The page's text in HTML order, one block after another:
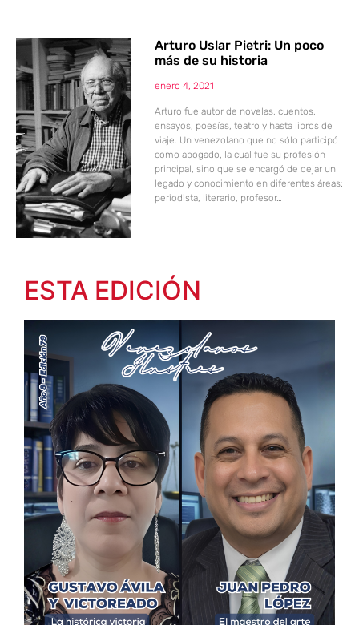
Arturo Uslar Pietri: Un poco
más de su historia
enero 4, 2021
Arturo fue autor de novelas, cuentos,
ensayos, poesías, teatro y hasta libros de
viaje. Un venezolano que no sólo participó
como abogado, la cual fue su profesión
principal, sino que se encargó de dejar un
legado y conocimiento en diferentes áreas:
periodista, literario, profesor…
ESTA EDICIÓN